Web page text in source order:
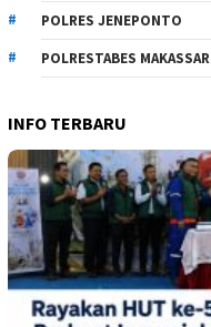
POLRES JENEPONTO
POLRESTABES MAKASSAR
INFO TERBARU